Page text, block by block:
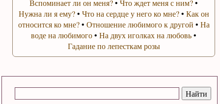
Вспоминает ли он меня?•Что ждет меня с ним?•
Нужна ли я ему?• Что на сердце у него ко мне?• Как он
относится ко мне?• Отношение любимого к другой • На
воде на любимого•На двух иголках на любовь•
Гадание по лепесткам розы